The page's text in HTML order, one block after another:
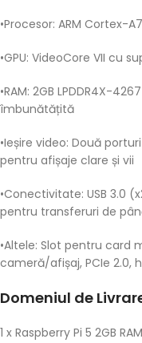
•Procesor: ARM Cortex-
•GPU: VideoCore VII cu
•RAM: 2GB LPDDR4X-
îmbunătățită
•Ieșire video: Două
pentru afișaje clare și vii
•Conectivitate: USB 3.0
pentru transferuri de
•Altele: Slot pentru card
cameră/afișaj, PCIe 2.0,
Domeniul de
1 x Raspberry Pi 5 2GB